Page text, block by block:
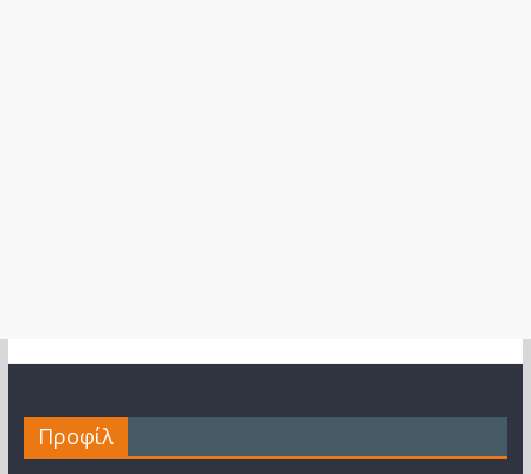
Προφίλ